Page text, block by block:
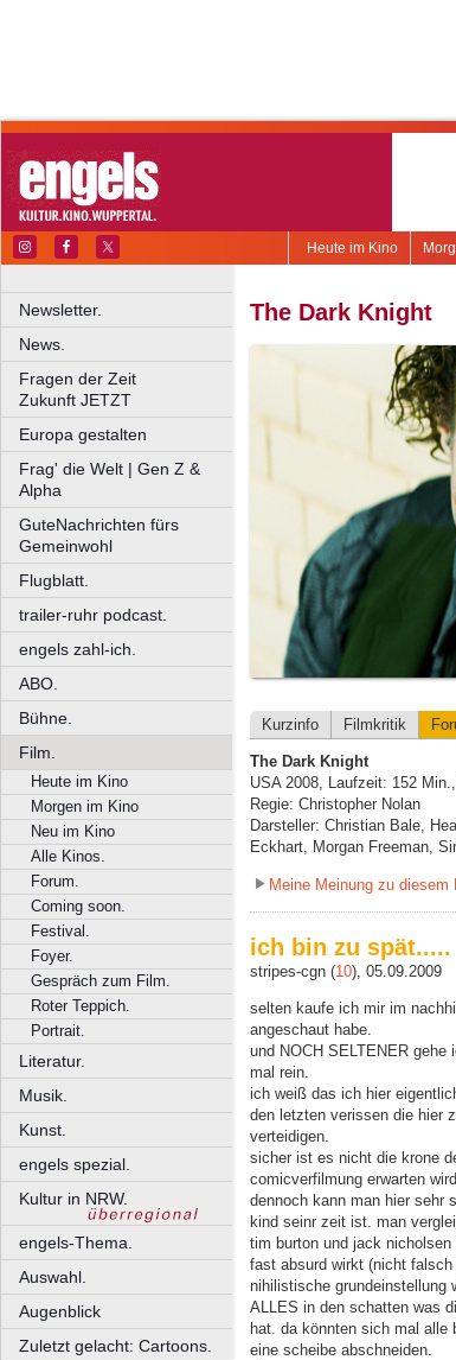
Heute im Kino
Newsletter.
News.
Fragen der Zeit
Zukunft JETZT
Europa gestalten
Frag' die Welt | Gen Z &
Alpha
GuteNachrichten fürs
Gemeinwohl
Flugblatt.
trailer-ruhr podcast.
engels zahl-ich.
ABO.
Bühne.
Film.
Heute im Kino
Morgen im Kino
Neu im Kino
Alle Kinos.
Forum.
Coming soon.
Festival.
Foyer.
Gespräch zum Film.
Roter Teppich.
Portrait.
Literatur.
Musik.
Kunst.
engels spezial.
Kultur in NRW.
engels-Thema.
Auswahl.
Augenblick
Zuletzt gelacht: Cartoons.
The Dark Knight
Kurzinfo Filmkritik
The Dark Knight
USA 2008, Laufzeit: 152
Regie: Christopher Nolan
Darsteller: Christian Bale,
Eckhart, Morgan Freeman,
Meine Meinung zu diesem
ich bin zu spät.....
stripes-cgn (10), 05.09.2009
selten kaufe ich mir im
angeschaut habe.
und NOCH SELTENER
mal rein.
ich weiß das ich hier
den letzten verissen die hier
verteidigen.
sicher ist es nicht die krone
comicverfilmung erwarten wird.
dennoch kann man hier sehr
kind seinr zeit ist. man
tim burton und jack
fast absurd wirkt (nicht
nihilistische grundeinstellung
ALLES in den schatten was
hat. da könnten sich mal alle
eine scheibe abschneiden.